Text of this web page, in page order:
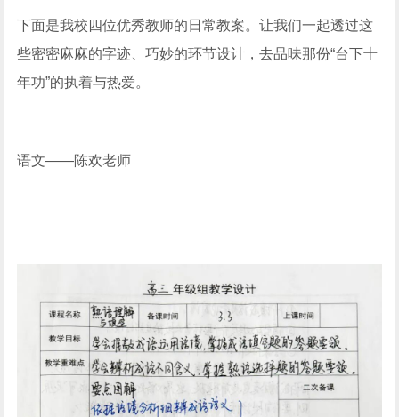
下面是我校四位优秀教师的日常教案。让我们一起透过这
些密密麻麻的字迹、巧妙的环节设计，去品味那份“台下十
年功”的执着与热爱。
语文——陈欢老师